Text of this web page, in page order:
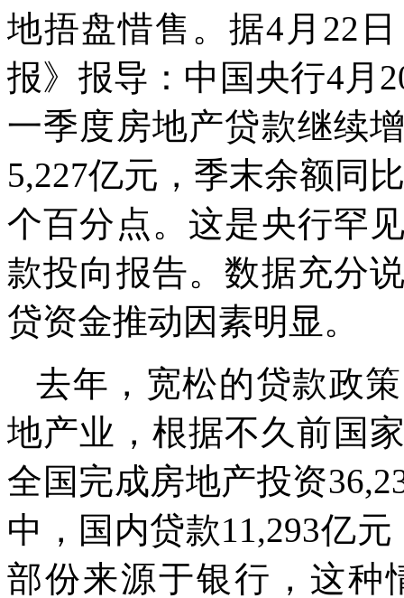
地捂盘惜售。据4 月 22
报》报导：中国央行4月
一季度房地产贷款继续
5,227亿元，季末余额同
个百分点。这是央行罕
款投向报告。数据充分
贷资金推动因素明显。
去年，宽松的贷款政
地产业，根据不久前国
全国完成房地产投资
中，国内贷款11,293亿元
部份来源于银行，这种